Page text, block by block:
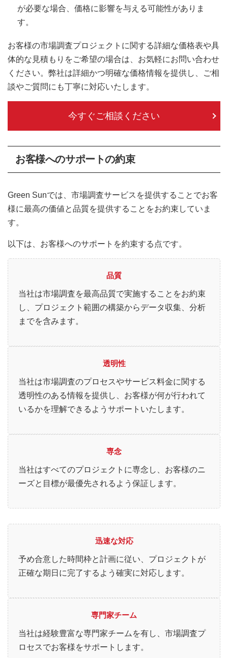
が必要な場合、価格に影響を与える可能性がありま
す。
お客様の市場調査プロジェクトに関する詳細な価格表や具
体的な見積もりをご希望の場合は、お気軽にお問い合わせ
ください。弊社は詳細かつ明確な価格情報を提供し、ご相
談やご質問にも丁寧に対応いたします。
今すぐご相談ください
お客様へのサポートの約束
Green Sunでは、市場調査サービスを提供することでお客
様に最高の価値と品質を提供することをお約束していま
す。
以下は、お客様へのサポートを約束する点です。
品質
当社は市場調査を最高品質で実施することをお約束
し、プロジェクト範囲の構築からデータ収集、分析
までを含みます。
透明性
当社は市場調査のプロセスやサービス料金に関する
透明性のある情報を提供し、お客様が何が行われて
いるかを理解できるようサポートいたします。
専念
当社はすべてのプロジェクトに専念し、お客様のニ
ーズと目標が最優先されるよう保証します。
迅速な対応
予め合意した時間枠と計画に従い、プロジェクトが
正確な期日に完了するよう確実に対応します。
専門家チーム
当社は経験豊富な専門家チームを有し、市場調査プ
ロセスでお客様をサポートします。